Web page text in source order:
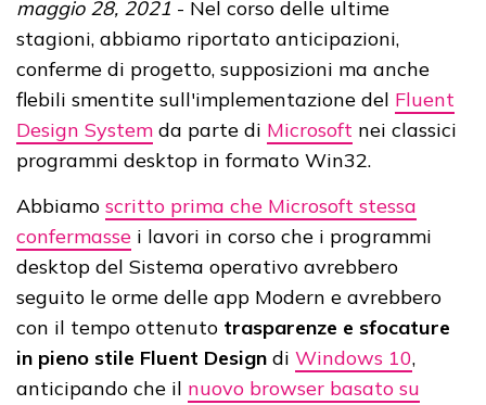
maggio 28, 2021 - Nel corso delle ultime
stagioni, abbiamo riportato anticipazioni,
conferme di progetto, supposizioni ma anche
flebili smentite sull'implementazione del Fluent
Design System da parte di Microsoft nei classici
programmi desktop in formato Win32.
Abbiamo scritto prima che Microsoft stessa
confermasse i lavori in corso che i programmi
desktop del Sistema operativo avrebbero
seguito le orme delle app Modern e avrebbero
con il tempo ottenuto trasparenze e sfocature
in pieno stile Fluent Design di Windows 10,
anticipando che il nuovo browser basato su